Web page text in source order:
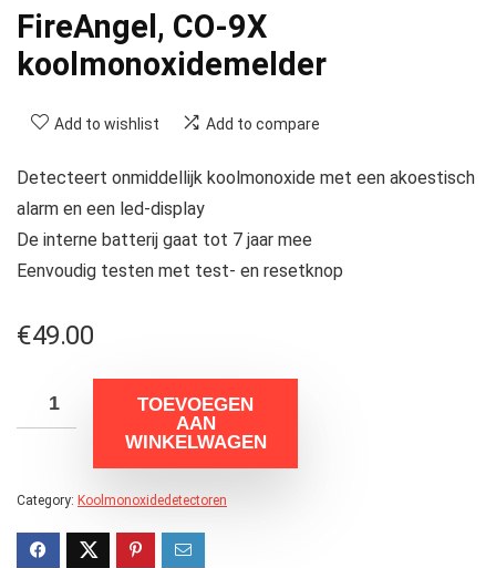
FireAngel, CO-9X
koolmonoxidemelder
Add to wishlist Add to compare
Detecteert onmiddellijk koolmonoxide met een akoestisch
alarm en een led-display
De interne batterij gaat tot 7 jaar mee
Eenvoudig testen met test- en resetknop
€49.00
TOEVOEGEN
AAN
WINKELWAGEN
Category: Koolmonoxidedetectoren